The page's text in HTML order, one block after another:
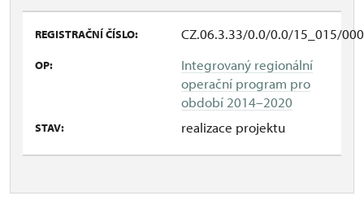
REGISTRAČNÍ ČÍSLO: CZ.06.3.33/0.0/0.0/15_015/
OP:
Integrovaný regionální
operační program pro
období 2014–2020
STAV: realizace projektu